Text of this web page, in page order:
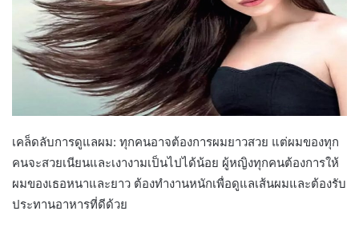
เคล็ดลับการดูแลผม: ทุกคนอาจต้องการผมยาวสวย แต่ผมของทุก
คนจะสวยเนียนและเงางามเป็นไปได้น้อย ผู้หญิงทุกคนต้องการให้
ผมของเธอหนาและยาว ต้องทำงานหนักเพื่อดูแลเส้นผมและต้องรับ
ประทานอาหารที่ดีด้วย